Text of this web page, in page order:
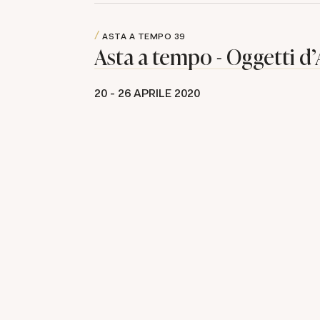
ASTA A TEMPO 39
Asta a tempo - Oggetti
20 - 26 APRILE 2020